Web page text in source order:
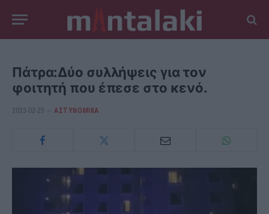
Πάτρα:Δύο συλλήψεις για τον
φοιτητή που έπεσε στο κενό.
2023-02-25 ΑΣΤΥΝΟΜΙΚΑ